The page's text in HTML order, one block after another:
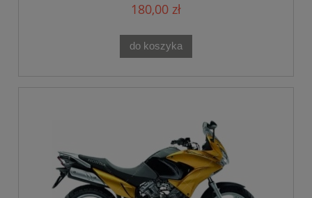
180,00 zł
do koszyka